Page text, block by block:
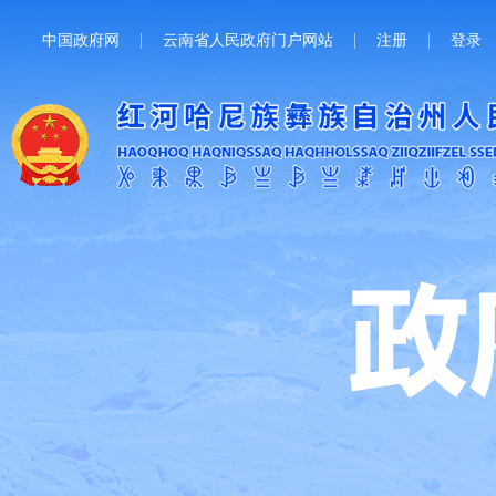
中国政府网 云南省人民政府门户网站 注册 登录